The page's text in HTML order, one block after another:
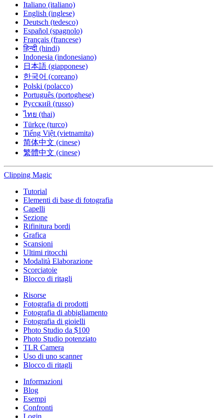
Italiano (italiano)
English (inglese)
Deutsch (tedesco)
Español (spagnolo)
Français (francese)
हिन्दी (hindi)
Indonesia (indonesiano)
日本語 (giapponese)
한국어 (coreano)
Polski (polacco)
Português (portoghese)
Русский (russo)
ไทย (thai)
Türkçe (turco)
Tiếng Việt (vietnamita)
简体中文 (cinese)
繁體中文 (cinese)
Clipping Magic
Tutorial
Elementi di base di fotografia
Capelli
Sezione
Rifinitura bordi
Grafica
Scansioni
Ultimi ritocchi
Modalità Elaborazione
Scorciatoie
Blocco di ritagli
Risorse
Fotografia di prodotti
Fotografia di abbigliamento
Fotografia di gioielli
Photo Studio da $100
Photo Studio potenziato
TLR Camera
Uso di uno scanner
Blocco di ritagli
Informazioni
Blog
Esempi
Confronti
Login